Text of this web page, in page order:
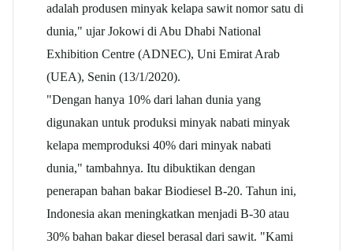
adalah produsen minyak kelapa sawit nomor satu di
dunia," ujar Jokowi di Abu Dhabi National
Exhibition Centre (ADNEC), Uni Emirat Arab
(UEA), Senin (13/1/2020).
"Dengan hanya 10% dari lahan dunia yang
digunakan untuk produksi minyak nabati minyak
kelapa memproduksi 40% dari minyak nabati
dunia," tambahnya. Itu dibuktikan dengan
penerapan bahan bakar Biodiesel B-20. Tahun ini,
Indonesia akan meningkatkan menjadi B-30 atau
30% bahan bakar diesel berasal dari sawit. "Kami